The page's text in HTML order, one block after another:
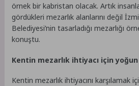
örnek bir kabristan olacak. Artık
gördükleri mezarlık alanlarını değil
Belediyesi’nin tasarladığı mezarlığı
konuştu.
Kentin mezarlık ihtiyacı için
Kentin mezarlık ihtiyacını karşılamak